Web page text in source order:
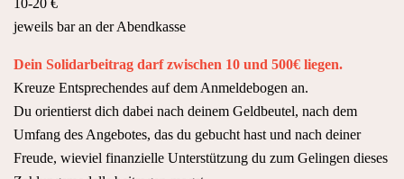
10-20 €
jeweils bar an der Abendkasse
Dein Solidarbeitrag darf zwischen 10 und 500€ liegen.
Kreuze Entsprechendes auf dem Anmeldebogen an.
Du orientierst dich dabei nach deinem Geldbeutel, nach dem
Umfang des Angebotes, das du gebucht hast und nach deiner
Freude, wieviel finanzielle Unterstützung du zum Gelingen dieses